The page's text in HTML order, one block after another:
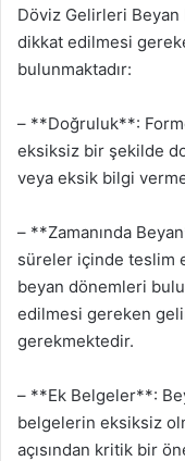
Döviz Gelirleri Beyan
dikkat edilmesi
bulunmaktadır:
– **Doğruluk**:
eksiksiz bir şekilde
veya eksik bilgi
– **Zamanında
süreler içinde teslim
beyan dönemleri
edilmesi gereken
gerekmektedir.
– **Ek Belgeler**:
belgelerin eksiksiz
açısından kritik bir